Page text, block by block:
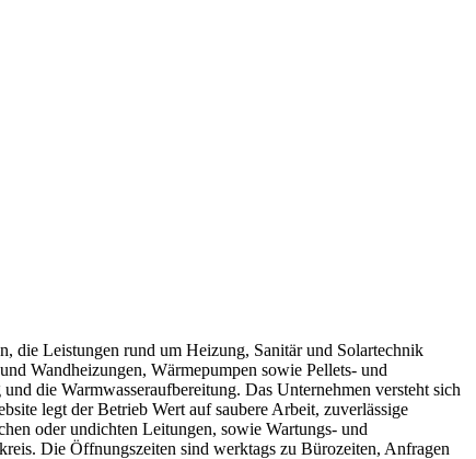
die Leistungen rund um Heizung, Sanitär und Solartechnik
Wandheizungen, Wärmepumpen sowie Pellets- und
die Warmwasseraufbereitung. Das Unternehmen versteht sich
legt der Betrieb Wert auf saubere Arbeit, zuverlässige
oder undichten Leitungen, sowie Wartungs- und
Die Öffnungszeiten sind werktags zu Bürozeiten, Anfragen